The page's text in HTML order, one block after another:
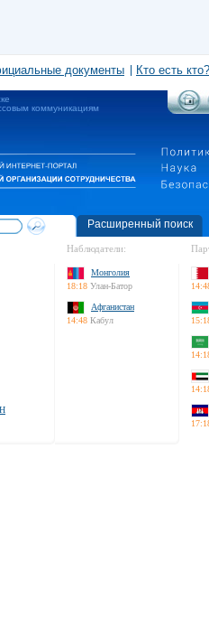
документы Кто есть кто?
коммуникациям
Расширенный поиск
Наблюдатели:
Монголия
18:18 Улан-Батор
Афганистан
14:48 Кабул